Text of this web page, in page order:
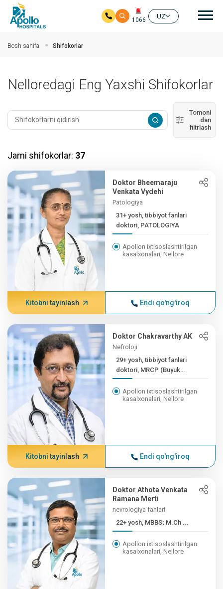
1066
UZ
Bosh sahifa Shifokorlar
Nelloredagi Eng Yaxshi Shifokorlar
Tomoni
dan
filtrlash
Jami shifokorlar: 37
Doktor Bheemaraju
Venkata Vydehi
Patologiya
31+ yosh, tibbiyot fanlari
doktori, PATOLOGIYA
Apollon ixtisoslashtirilgan
kasalxonalari, Nellore
Kitobni tayinlash Endi qo'ng'iroq
Doktor Chakravarthy AK
Nefroloji
29+ yosh, tibbiyot fanlari
doktori, MRCP (Buyuk
Britaniya)
Apollon ixtisoslashtirilgan
kasalxonalari, Nellore
Kitobni tayinlash Endi qo'ng'iroq
Doktor Athota Venkata
Ramana Merti
nevrologiya fanlari
22+ yosh, MBBS; M.Ch ...
Apollon ixtisoslashtirilgan
kasalxonalari, Nellore